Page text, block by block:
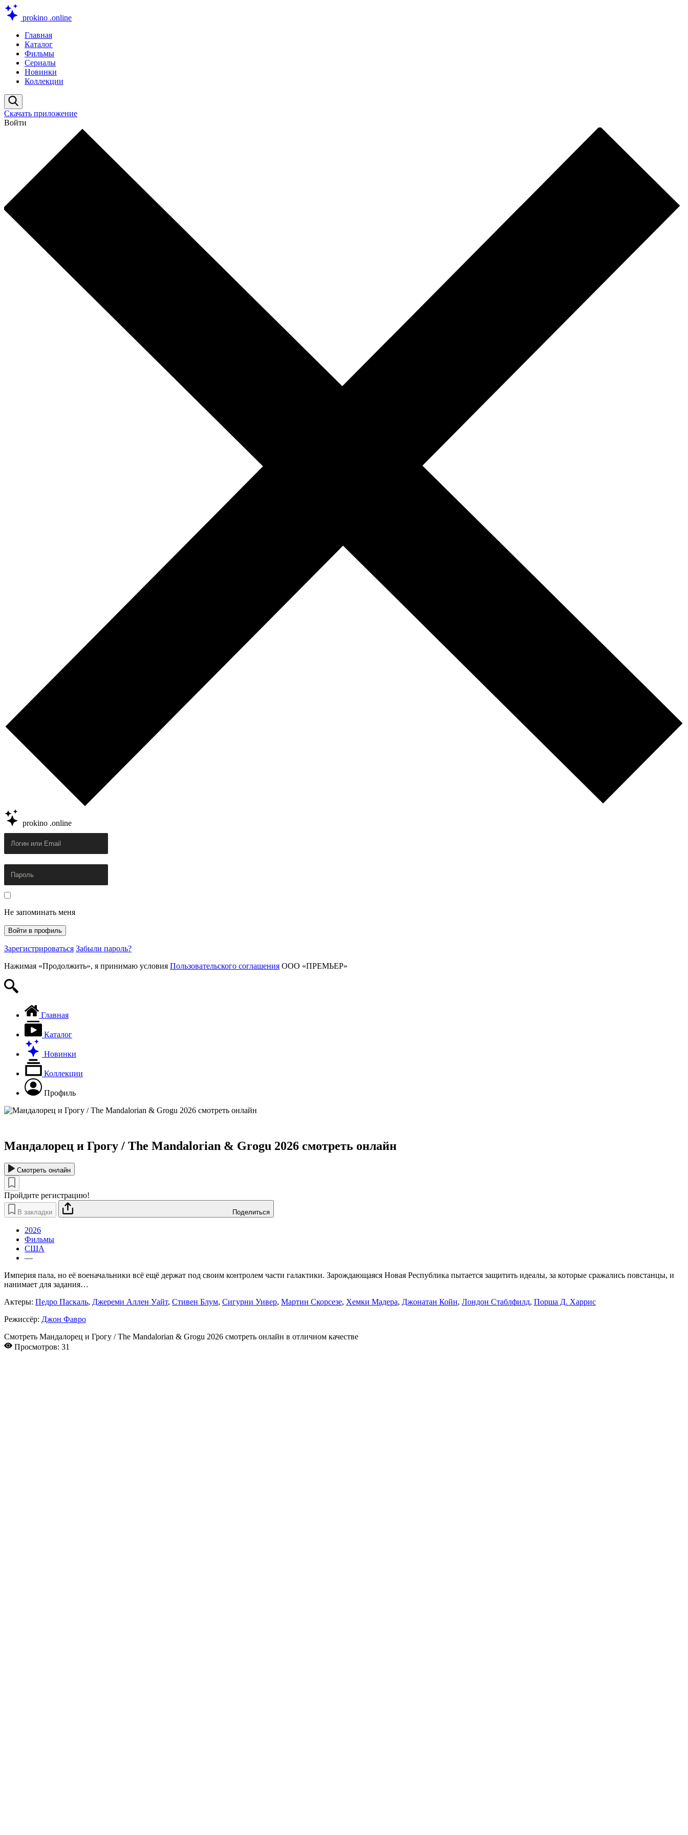
prokino .online
Главная
Каталог
Фильмы
Сериалы
Новинки
Коллекции
Скачать приложение
Войти
prokino .online
Не запоминать меня
Войти в профиль
Зарегистрироваться Забыли пароль?
Нажимая «Продолжить», я принимаю условия Пользовательского соглашения ООО «ПРЕМЬЕР»
Главная
Каталог
Новинки
Коллекции
Профиль
Мандалорец и Грогу / The Mandalorian & Grogu 2026 смотреть онлайн
Смотреть онлайн
Пройдите регистрацию!
В закладки Поделиться
2026
Фильмы
США
—
Империя пала, но её военачальники всё ещё держат под своим контролем части галактики. Зарождающаяся Новая Республика пытается защитить идеалы, за которые сражались повстанцы, и
нанимает для задания…
Актеры: Педро Паскаль, Джереми Аллен Уайт, Стивен Блум, Сигурни Уивер, Мартин Скорсезе, Хемки Мадера, Джонатан Койн, Лондон Стаблфилд, Порша Д. Харрис
Режиссёр: Джон Фавро
Смотреть Мандалорец и Грогу / The Mandalorian & Grogu 2026 смотреть онлайн в отличном качестве
Просмотров: 31